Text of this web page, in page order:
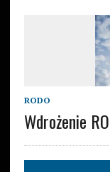
RODO
Wdrożenie